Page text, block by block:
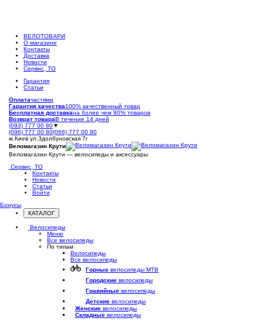
ВЕЛОТОВАРИ
О магазине
Контакты
Доставка
Новости
Сервис, ТО
Гарантия
Статьи
Оплатачастями
Гарантия качества100% качественный товар
Бесплатная доставкана более чем 80% товаров
Возврат товараВ течение 14 дней
(093) 777 00 80▼
(096) 777 00 80(066) 777 00 80
м.Киев ул.Здолбуновская 7г
Веломагазин Крути
Веломагазин Крути — велосипеды и аксессуары
Сервис, ТО
Контакты
Новости
Статьи
Войти
Бонусы
КАТАЛОГ
Открыть
меню
Велосипеды
Меню
Все велосипеды
По типам
Велосипеды
Все велосипеды
Горные велосипеды MTB
Городские велосипеды
Гравийные велосипеды
Детские велосипеды
Женские велосипеды
Складные велосипеды